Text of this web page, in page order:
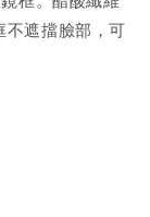
遮擋臉部，可